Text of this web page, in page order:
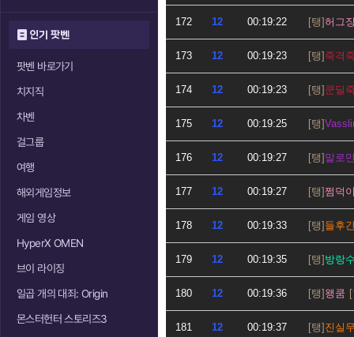
인기 팟벤
팟벤 바로가기
치지직
차벤
걸그룹
여행
해외게임정보
게임 영상
HyperX OMEN
브이 라이징
일곱 개의 대죄: Origin
몬스터헌터 스토리즈3
172 12 00:19:22 허그
173 12 00:19:23 죽격
174 12 00:19:23 쿤딜
175 12 00:19:25
176 12 00:19:27 말로
177 12 00:19:27 쩜덕
178 12 00:19:33 들후
179 12 00:19:35 방랑
180 12 00:19:36 왱쿰
181 12 00:19:37 진실